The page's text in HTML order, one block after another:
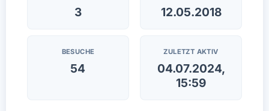
3 12.05.2018
BESUCHE
54
ZULETZT AKTIV
04.07.2024,
15:59